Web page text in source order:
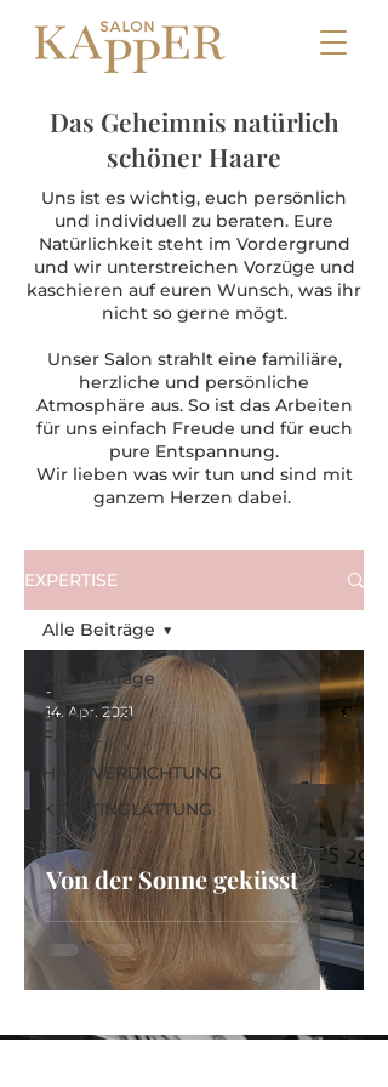
Das Geheimnis natürlich
schöner Haare
Uns ist es wichtig, euch persönlich
und individuell zu beraten. Eure
Natürlichkeit steht im Vordergrund
und wir unterstreichen Vorzüge und
kaschieren auf euren Wunsch, was ihr
nicht so gerne mögt.
Unser Salon strahlt eine familiäre,
herzliche und persönliche
Atmosphäre aus. So ist das Arbeiten
für uns einfach Freude und für euch
pure Entspannung.
Wir lieben was wir tun und sind mit
ganzem Herzen dabei.
EXPERTISE
Alle Beiträge
SCHNITT &
FARBE
HAARVERDICHTUNG
KERATINGLÄTTUNG
Alle Beiträge
Von der Sonne geküsst
-
14. Apr. 2021